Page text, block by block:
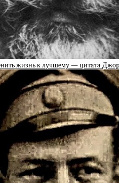
жизнь к лучшeму — цитaтa